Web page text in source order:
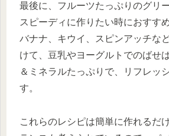
最後に、フルーツたっぷりのグリ
スピーディに作りたい時におすす
バナナ、キウイ、スピンアッチな
けて、豆乳やヨーグルトでのばせ
＆ミネラルたっぷりで、リフレッ
す。
これらのレシピは簡単に作れるだ